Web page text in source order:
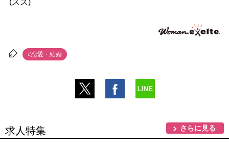
(スズ)
#恋愛・結婚
求人特集 さらに見る